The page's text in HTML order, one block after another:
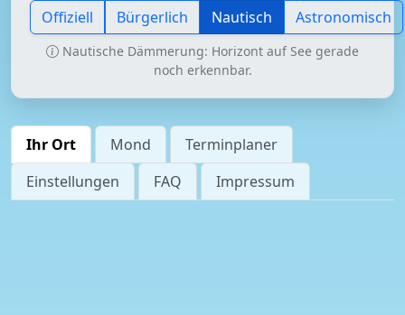
Offiziell Bürgerlich Nautisch Astronomisch
Nautische Dämmerung: Horizont auf See gerade
noch erkennbar.
Ihr Ort Mond
Terminplaner
Einstellungen
FAQ Impressum